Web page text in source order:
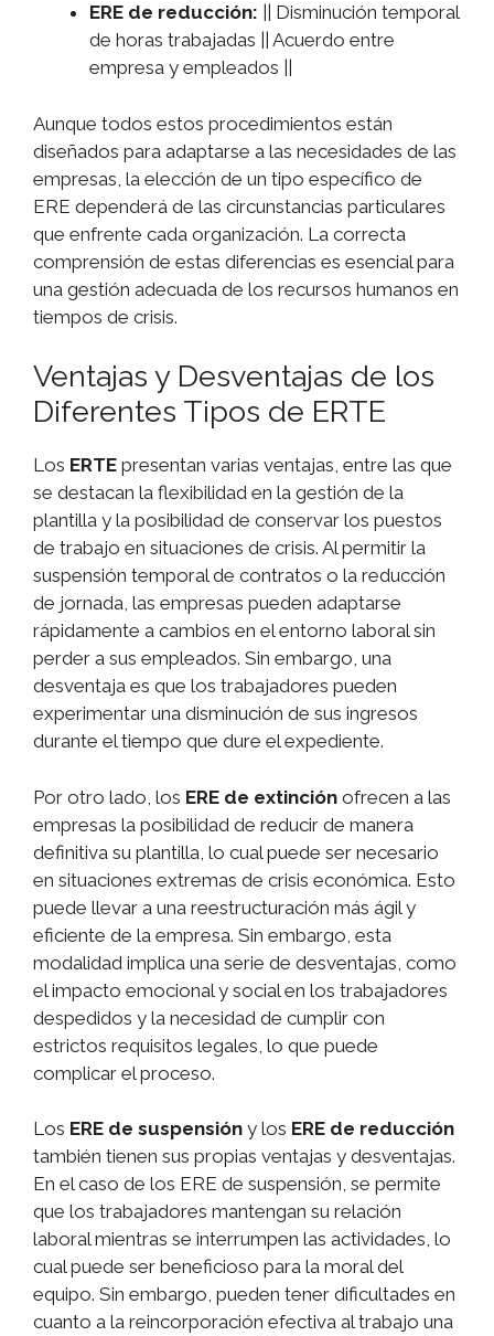
ERE de reducción: || Disminución temporal
de horas trabajadas || Acuerdo entre
empresa y empleados ||
Aunque todos estos procedimientos están
diseñados para adaptarse a las necesidades de las
empresas, la elección de un tipo específico de
ERE dependerá de las circunstancias particulares
que enfrente cada organización. La correcta
comprensión de estas diferencias es esencial para
una gestión adecuada de los recursos humanos en
tiempos de crisis.
Ventajas y Desventajas de los
Diferentes Tipos de ERTE
Los ERTE presentan varias ventajas, entre las que
se destacan la flexibilidad en la gestión de la
plantilla y la posibilidad de conservar los puestos
de trabajo en situaciones de crisis. Al permitir la
suspensión temporal de contratos o la reducción
de jornada, las empresas pueden adaptarse
rápidamente a cambios en el entorno laboral sin
perder a sus empleados. Sin embargo, una
desventaja es que los trabajadores pueden
experimentar una disminución de sus ingresos
durante el tiempo que dure el expediente.
Por otro lado, los ERE de extinción ofrecen a las
empresas la posibilidad de reducir de manera
definitiva su plantilla, lo cual puede ser necesario
en situaciones extremas de crisis económica. Esto
puede llevar a una reestructuración más ágil y
eficiente de la empresa. Sin embargo, esta
modalidad implica una serie de desventajas, como
el impacto emocional y social en los trabajadores
despedidos y la necesidad de cumplir con
estrictos requisitos legales, lo que puede
complicar el proceso.
Los ERE de suspensión y los ERE de reducción
también tienen sus propias ventajas y desventajas.
En el caso de los ERE de suspensión, se permite
que los trabajadores mantengan su relación
laboral mientras se interrumpen las actividades, lo
cual puede ser beneficioso para la moral del
equipo. Sin embargo, pueden tener dificultades en
cuanto a la reincorporación efectiva al trabajo una